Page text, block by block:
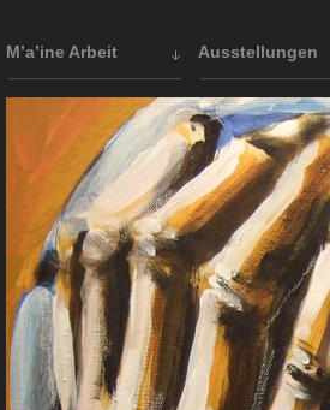
M’a’ine Arbeit Ausstellungen